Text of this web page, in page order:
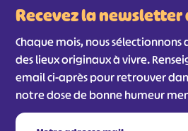
Recevez la newsletter
Chaque mois, nous
des lieux originaux à vivre.
email ci-après pour retrouver
notre dose de bonne humeur